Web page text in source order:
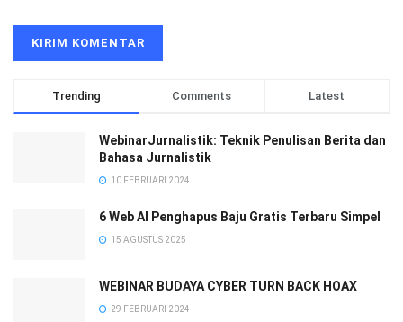
Trending Comments Latest
WebinarJurnalistik: Teknik Penulisan Berita dan
Bahasa Jurnalistik
10 FEBRUARI 2024
6 Web AI Penghapus Baju Gratis Terbaru Simpel
15 AGUSTUS 2025
WEBINAR BUDAYA CYBER TURN BACK HOAX
29 FEBRUARI 2024